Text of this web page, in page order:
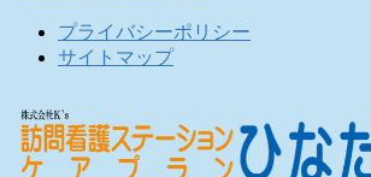
プライバシーポリシー
サイトマップ